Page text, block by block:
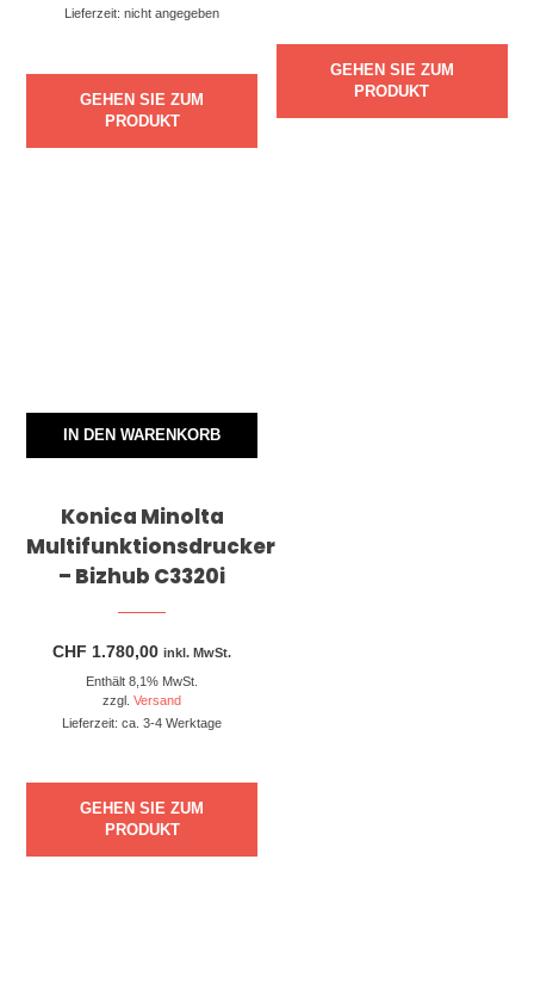
Lieferzeit: nicht angegeben
GEHEN SIE ZUM
PRODUKT
GEHEN SIE ZUM
PRODUKT
IN DEN WARENKORB
Konica Minolta
Multifunktionsdrucker
– Bizhub C3320i
CHF 1.780,00 inkl. MwSt.
Enthält 8,1% MwSt.
zzgl.Versand
Lieferzeit: ca. 3-4 Werktage
GEHEN SIE ZUM
PRODUKT